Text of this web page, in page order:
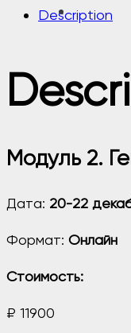
Description
Модуль 2.
Дата: 20-22
Формат: Онлайн
Стоимость:
₽ 11900